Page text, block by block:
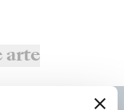
arte